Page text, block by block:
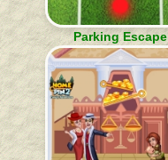
Parking Escape